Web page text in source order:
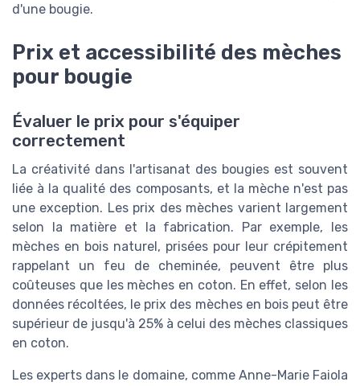
d'une bougie.
Prix et accessibilité des mèches
pour bougie
Évaluer le prix pour s'équiper
correctement
La créativité dans l'artisanat des bougies est souvent
liée à la qualité des composants, et la mèche n'est pas
une exception. Les prix des mèches varient largement
selon la matière et la fabrication. Par exemple, les
mèches en bois naturel, prisées pour leur crépitement
rappelant un feu de cheminée, peuvent être plus
coûteuses que les mèches en coton. En effet, selon les
données récoltées, le prix des mèches en bois peut être
supérieur de jusqu'à 25% à celui des mèches classiques
en coton.
Les experts dans le domaine, comme Anne-Marie Faiola